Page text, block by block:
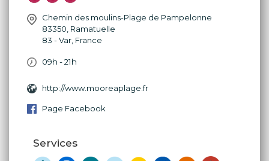
Chemin des moulins-Plage de Pampelonne
83350 Ramatuelle
83 - Var France
09h - 21h
http://www.mooreaplage.fr
Page Facebook
Services